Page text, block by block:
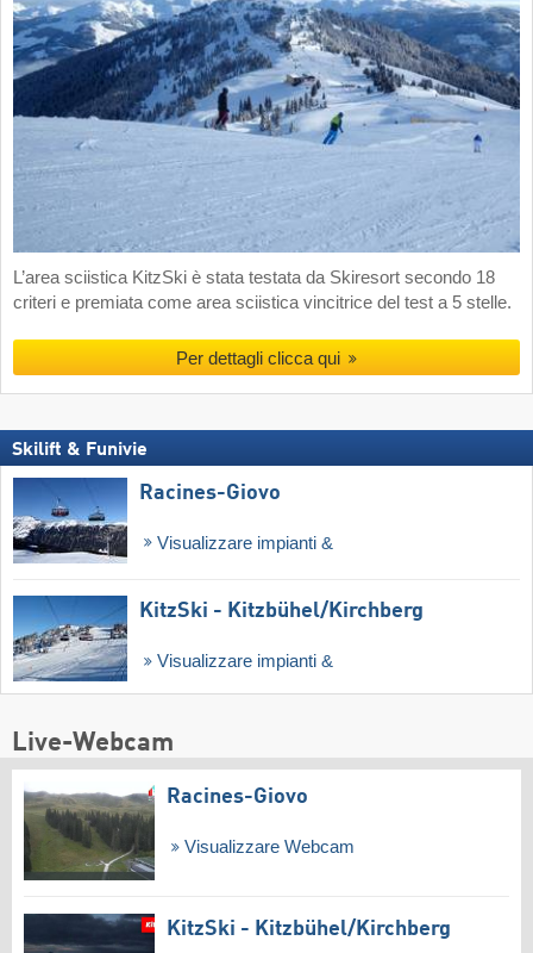
L’area sciistica KitzSki è stata testata da Skiresort secondo 18
criteri e premiata come area sciistica vincitrice del test a 5 stelle.
Per dettagli clicca qui
Skilift & Funivie
Racines-Giovo
Visualizzare impianti &
KitzSki - Kitzbühel/​Kirchberg
Visualizzare impianti &
Live-Webcam
Racines-Giovo
Visualizzare Webcam
KitzSki - Kitzbühel/​Kirchberg